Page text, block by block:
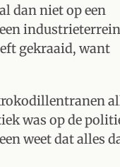
dan niet op een
gekraaid, want
was op de
weet dat alles